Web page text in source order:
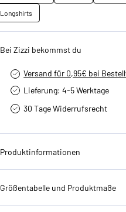
06
Longshirts
Bei Zizzi bekommst du
Versand für 0,95€ bei
Lieferung: 4-5 Werktage
30 Tage Widerrufsrecht
Produktinformationen
Größentabelle und Produktmaße